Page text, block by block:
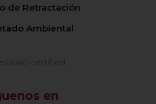
de Retractación
Ambiental
en